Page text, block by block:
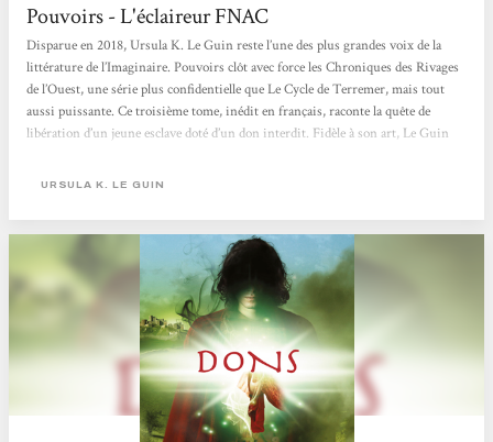
Pouvoirs - L'éclaireur FNAC
Disparue en 2018, Ursula K. Le Guin reste l’une des plus grandes voix de la
littérature de l’Imaginaire. Pouvoirs clôt avec force les Chroniques des Rivages
de l’Ouest, une série plus confidentielle que Le Cycle de Terremer, mais tout
aussi puissante. Ce troisième tome, inédit en français, raconte la quête de
libération d’un jeune esclave doté d’un don interdit. Fidèle à son art, Le Guin
transmission. Lucas
URSULA K. LE GUIN